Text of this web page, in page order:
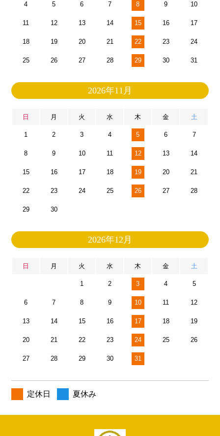
4 5 6 7 8 9 10
11 12 13 14 15 16 17
18 19 20 21 22 23 24
25 26 27 28 29 30 31
2026年11月
日 月 火 水 木 金 土
1 2 3 4 5 6 7
8 9 10 11 12 13 14
15 16 17 18 19 20 21
22 23 24 25 26 27 28
29 30
2026年12月
日 月 火 水 木 金 土
1 2 3 4 5
6 7 8 9 10 11 12
13 14 15 16 17 18 19
20 21 22 23 24 25 26
27 28 29 30 31
定休日 夏休み